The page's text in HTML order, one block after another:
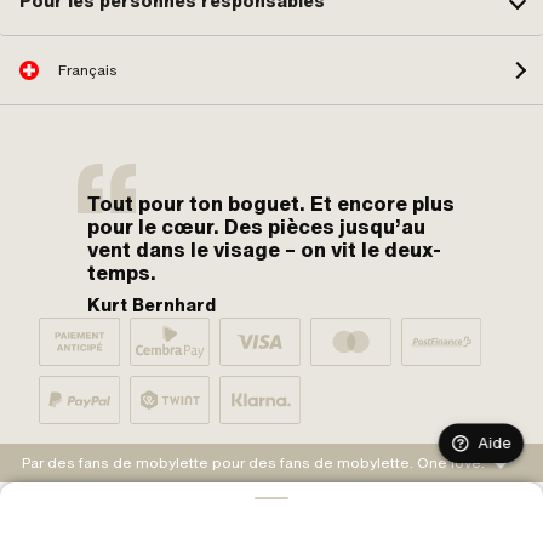
Français
Tout pour ton boguet. Et encore plus
pour le cœur. Des pièces jusqu’au
vent dans le visage – on vit le deux-
temps.
Kurt Bernhard
Par des fans de mobylette pour des fans de mobylette. One love.
Aide